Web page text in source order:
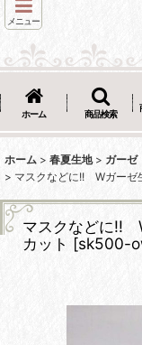
メニュー
ホーム 商品検索
ホーム > 春夏生地 > ガーゼ
> マスクなどに!! Wガー
マスクなどに
カット [sk500-